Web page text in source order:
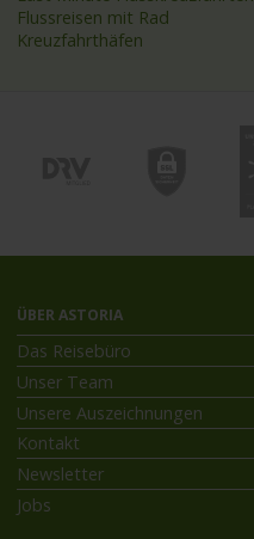
Flussreisen mit Rad
Kreuzfahrthäfen
ÜBER ASTORIA
Das Reisebüro
Unser Team
Unsere Auszeichnungen
Kontakt
Newsletter
Jobs